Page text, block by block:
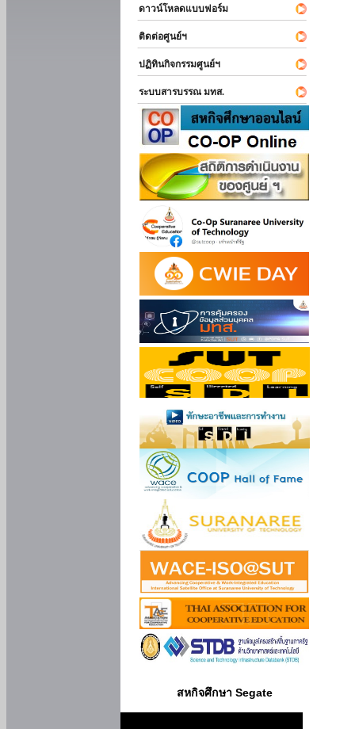
ดาวน์โหลดแบบฟอร์ม
ติดต่อศูนย์ฯ
ปฏิทินกิจกรรมศูนย์ฯ
ระบบสารบรรณ มทส.
สหกิจศึกษา Segate